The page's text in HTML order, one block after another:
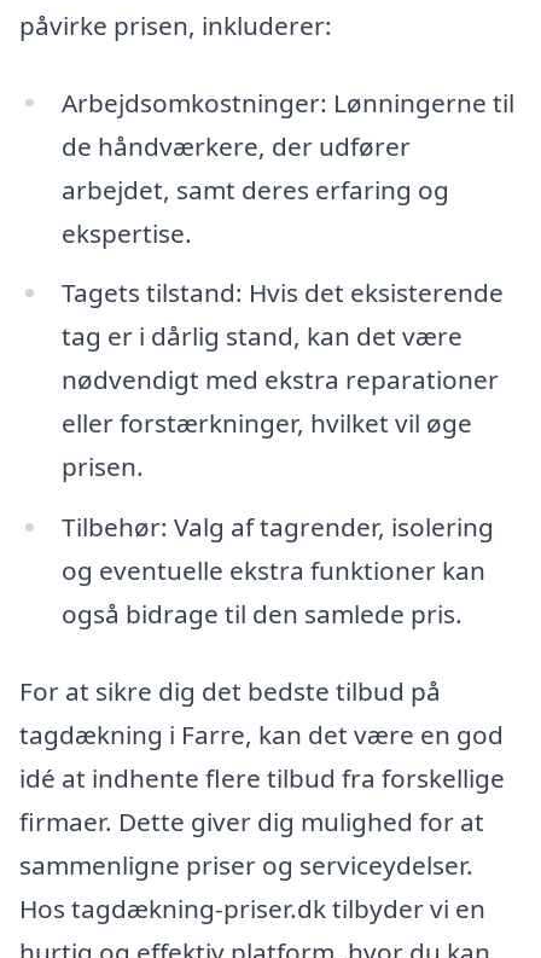
påvirke prisen, inkluderer:
Arbejdsomkostninger: Lønningerne til
de håndværkere, der udfører
arbejdet, samt deres erfaring og
ekspertise.
Tagets tilstand: Hvis det eksisterende
tag er i dårlig stand, kan det være
nødvendigt med ekstra reparationer
eller forstærkninger, hvilket vil øge
prisen.
Tilbehør: Valg af tagrender, isolering
og eventuelle ekstra funktioner kan
også bidrage til den samlede pris.
For at sikre dig det bedste tilbud på
tagdækning i Farre, kan det være en god
idé at indhente flere tilbud fra forskellige
firmaer. Dette giver dig mulighed for at
sammenligne priser og serviceydelser.
Hos tagdækning-priser.dk tilbyder vi en